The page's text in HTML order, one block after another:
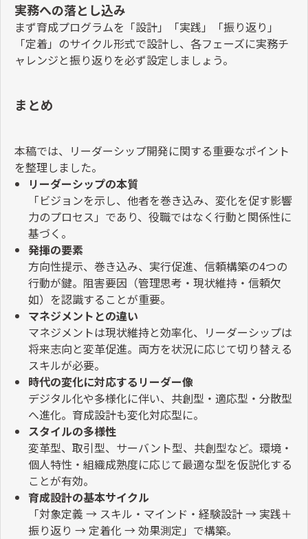
実務への落とし込み
まず育成プログラムを「設計」「実践」「振り返り」
「定着」のサイクル形式で設計し、各フェーズに実務チ
ャレンジと振り返りを必ず設定しましょう。
まとめ
本稿では、リーダーシップ開発に関する重要なポイント
を整理しました。
リーダーシップの本質
「ビジョンを示し、他者を巻き込み、変化を促す影響
力のプロセス」であり、役職ではなく行動と関係性に
基づく。
発揮の要素
方向性提示、巻き込み、実行促進、信頼構築の4つの
行動が鍵。阻害要因（管理思考・現状維持・信頼欠
如）を認識することが重要。
マネジメントとの違い
マネジメントは現状維持と効率化、リーダーシップは
将来志向と変革促進。両方を状況に応じて切り替える
スキルが必要。
時代の変化に対応するリーダー像
デジタル化や多様化に伴い、共創型・適応型・分散型
へ進化。育成設計も変化対応型に。
スタイルの多様性
変革型、取引型、サーバント型、共創型など。環境・
個人特性・組織成熟度に応じて最適な型を仮説化する
ことが有効。
育成設計の基本サイクル
「対象定義 → スキル・マインド・経験設計→ 実践＋
振り返り → 定着化 →効果測定」で構築。